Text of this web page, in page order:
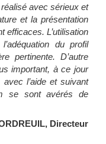
avec sérieux et
et la présentation
efficaces. L’utilisation
du profil
pertinente. D’autre
important, à ce jour
l’aide et suivant
se sont avérés de
Directeur